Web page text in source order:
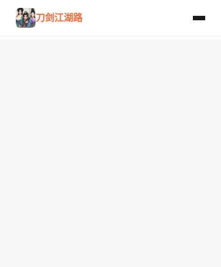
刀剑江湖路